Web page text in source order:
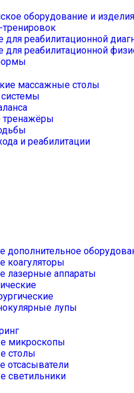
оборудование и изделия
для реабилитационной
для реабилитационной
массажные столы
тренажёры
и реабилитации
дополнительное
коагуляторы
лазерные аппараты
лупы
микроскопы
столы
отсасыватели
светильники